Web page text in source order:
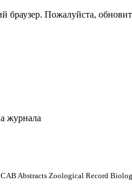
браузер. Пожалуйста,
журнала
CAB Abstracts Zoological Record